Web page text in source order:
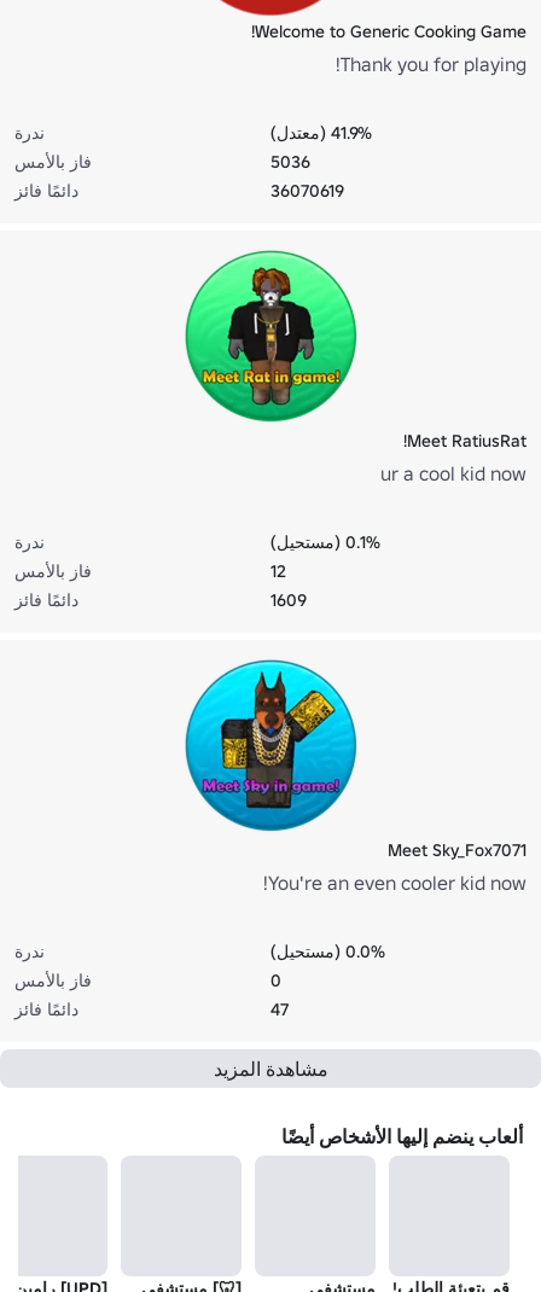
Welcome to Generic Cooking Game!
Thank you for playing!
ندرة
41.9% (معتدل)
فاز بالأمس
5036
دائمًا فائز
36070619
Meet RatiusRat!
ur a cool kid now
ندرة
0.1% (مستحيل)
فاز بالأمس
12
دائمًا فائز
1609
Meet Sky_Fox7071
You're an even cooler kid now!
ندرة
0.0% (مستحيل)
فاز بالأمس
0
دائمًا فائز
47
مشاهدة المزيد
ألعاب ينضم إليها الأشخاص أيضًا